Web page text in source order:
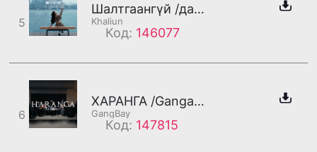
5
Шалтгаангүй /дахилт/
Khaliun
Код: 146077
6
ХАРАНГА /Gangaa хэсэг/
GangBay
Код: 147815